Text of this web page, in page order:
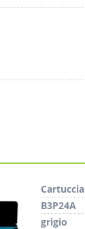
Cartuccia
B3P24A
grigio